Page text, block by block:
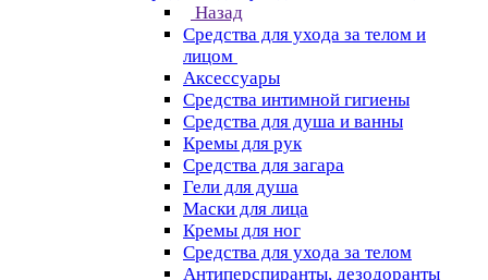
Назад
Средства для ухода за телом и
лицом
Аксессуары
Средства интимной гигиены
Средства для душа и ванны
Кремы для рук
Средства для загара
Гели для душа
Маски для лица
Кремы для ног
Средства для ухода за телом
Антиперспиранты, дезодоранты